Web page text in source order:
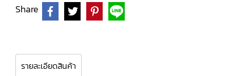
Share
รายละเอียดสินค้า